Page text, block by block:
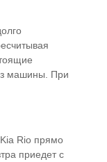
машины. При
Rio прямо
приедет с